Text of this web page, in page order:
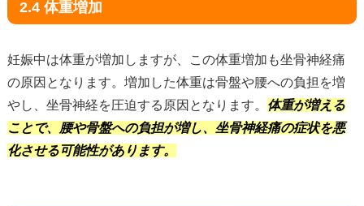
2.4 体重増加
妊娠中は体重が増加しますが、この体重増加も坐骨神経痛
の原因となります。増加した体重は骨盤や腰への負担を増
やし、坐骨神経を圧迫する原因となります。 体重が増える
ことで、腰や骨盤への負担が増し、坐骨神経痛の症状を悪
化させる可能性があります。